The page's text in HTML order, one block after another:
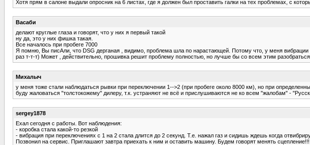
Хотя прям в салоне выдали опросник на 6 листах, где я должен был проставить галки на тех проблемах, с
Васаби
делают круглые глаза и говорят, что у них я первый такой
ну да, это у них фишка такая.
Все началось при пробеге 7000
Я помню, Вы писАли, что DSG дерганая , видимо, проблема шла по нарастающей. Потому что, у меня
раз т-т-т) Может , действительно, прошивка решит проблему полностью, но лучше бы со всем этим
Михалыч
у меня тоже стали наблюдаться рывки при переключении 1-->2 (при пробеге около 8000 км), но при
буду жаловаться "толстокожему" дилеру, т.к. устраняют не всё и прислушиваются не ко всем "жалобам" -
sergey1878
Ехал сегодня с работы. Вот наблюдения:
- коробка стала какой-то резкой
- вибрация при переключениях с 1 на 2 стала длится до 2 секунд. Т.е. нажал газ и сидишь ждешь когда
Позвонил на сервис. Приглашают завтра приехать к ним и оставить машину. Будем говорят менять